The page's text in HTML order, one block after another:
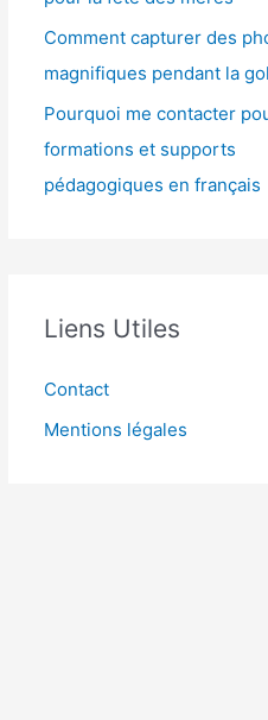
Comment capturer des
magnifiques pendant la
Pourquoi me contacter
formations et supports
pédagogiques en français
Liens Utiles
Contact
Mentions légales